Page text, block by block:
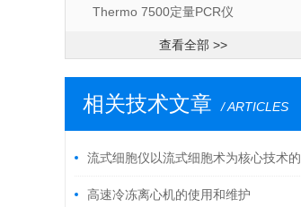
Thermo 7500定量PCR仪
查看全部 >>
相关技术文章 / ARTICLES
流式细胞仪以流式细胞术为核心技术的
科学技术设备
高速冷冻离心机的使用和维护